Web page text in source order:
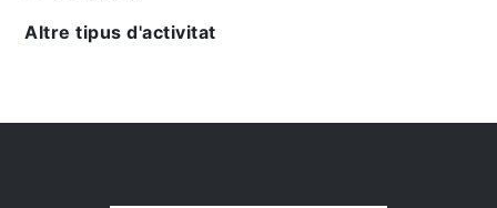
Altre tipus d'activitat